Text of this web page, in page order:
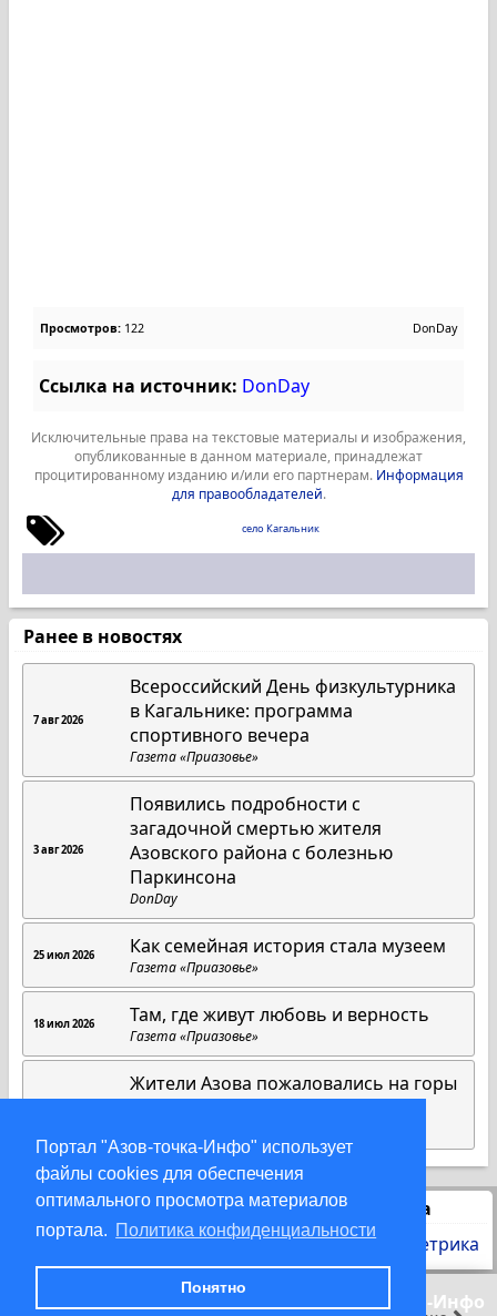
Портал "Азов-точка-Инфо" использует
файлы cookies для обеспечения
оптимального просмотра материалов
портала. Политика конфиденциальности
Понятно
Просмотров: 122 DonDay
Ссылка на источник: DonDay
Исключительные права на текстовые материалы и изображения,
опубликованные в данном материале, принадлежат
процитированному изданию и/или его партнерам. Информация
для правообладателей.
село Кагальник
Ранее в новостях
7 авг 2026
Всероссийский День физкультурника
в Кагальнике: программа
спортивного вечера
Газета «Приазовье»
3 авг 2026
Появились подробности с
загадочной смертью жителя
Азовского района с болезнью
Паркинсона
DonDay
25 июл 2026 Как семейная история стала музеем
Газета «Приазовье»
18 июл 2026 Там, где живут любовь и верность
Газета «Приазовье»
Жители Азова пожаловались на горы
Статистика
© 2000-2026 Азов-точка-Инфо